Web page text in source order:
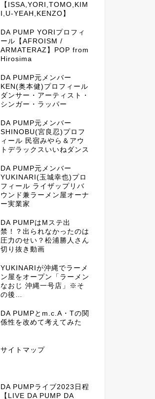
【ISSA,YORI,TOMO,KIM
I,U-YEAH,KENZO】
DA PUMP YORIプロフィ
ール【AFROISM /
ARMATERAZ】POP from
Hirosima
DA PUMP元メンバー
KEN(奥本健)プロフィール
ダンサー・アーティスト・
シンガー・ラッパー
DA PUMP元メンバー
SHINOBU(宮良忍)プロフ
ィール 民宿みやら＆アウ
トデラックスいいねダンス
DA PUMP元メンバー
YUKINARI(玉城幸也)プロ
フィール ライザップリバ
ウンド兼ラーメン屋オーナ
ー実業家
DA PUMPはMステ出
禁！？出られなかったのは
圧力のせい？松浦勝人さん
切り抜き動画
YUKINARIが沖縄でラーメ
ン屋をオープン「ラーメン
なおじ 沖縄一号店」※そ
の後…
DA PUMPとm.c.A・Tの関
係性を改めて考えてみた
サイトマップ
DA PUMPライブ2023日程
【LIVE DA PUMP DA